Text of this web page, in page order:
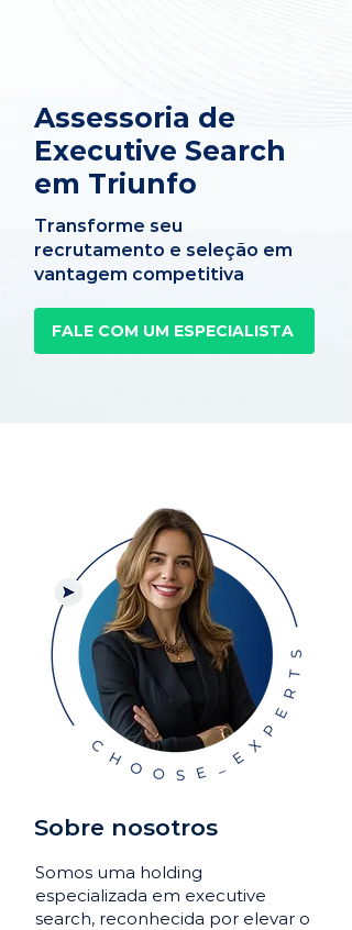
Assessoria de
Executive Search
em Triunfo
Transforme seu
recrutamento e seleção em
vantagem competitiva
FALE COM UM ESPECIALISTA
Sobre nosotros
Somos uma holding
especializada em executive
search, reconhecida por elevar o